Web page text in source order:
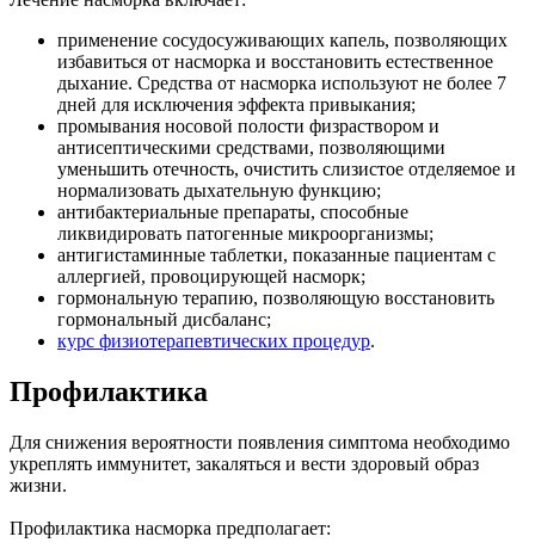
применение сосудосуживающих капель, позволяющих
избавиться от насморка и восстановить естественное
дыхание. Средства от насморка используют не более 7
дней для исключения эффекта привыкания;
промывания носовой полости физраствором и
антисептическими средствами, позволяющими
уменьшить отечность, очистить слизистое отделяемое и
нормализовать дыхательную функцию;
антибактериальные препараты, способные
ликвидировать патогенные микроорганизмы;
антигистаминные таблетки, показанные пациентам с
аллергией, провоцирующей насморк;
гормональную терапию, позволяющую восстановить
гормональный дисбаланс;
курс физиотерапевтических процедур.
Профилактика
Для снижения вероятности появления симптома необходимо
укреплять иммунитет, закаляться и вести здоровый образ
жизни.
Профилактика насморка предполагает: